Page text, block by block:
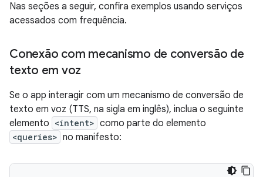
Nas seções a seguir, confira exemplos usando serviços
acessados com frequência.
Conexão com mecanismo de conversão de
texto em voz
Se o app interagir com um mecanismo de conversão de
texto em voz (TTS, na sigla em inglês), inclua o seguinte
elemento <intent> como parte do elemento
<queries> no manifesto: